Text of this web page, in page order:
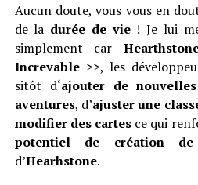
Aucun doute, vous vous en
de la durée de vie! Je lui
simplement car
Increvable>>, les
sitôt d‘ajouter de
aventures, d’ajuster une
modifier des cartes ce qui
potentiel de création
d’Hearhstone.